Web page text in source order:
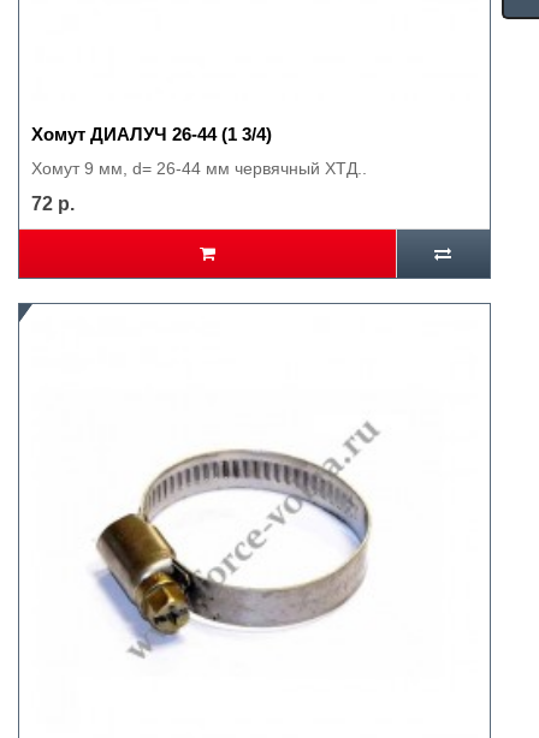
Хомут ДИАЛУЧ 26-44 (1 3/4)
Хомут 9 мм, d= 26-44 мм червячный ХТД..
72 р.